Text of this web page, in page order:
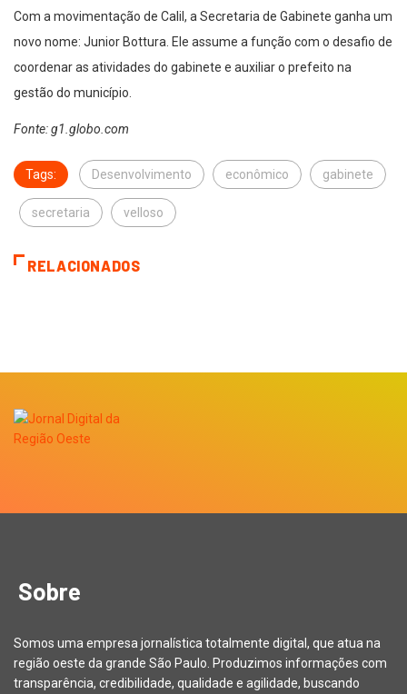
Com a movimentação de Calil, a Secretaria de Gabinete ganha um
novo nome: Junior Bottura. Ele assume a função com o desafio de
coordenar as atividades do gabinete e auxiliar o prefeito na
gestão do município.
Fonte: g1.globo.com
Tags: Desenvolvimento econômico gabinete
secretaria velloso
RELACIONADOS
Sobre
Somos uma empresa jornalística totalmente digital, que atua na
região oeste da grande São Paulo. Produzimos informações com
transparência, credibilidade, qualidade e agilidade, buscando